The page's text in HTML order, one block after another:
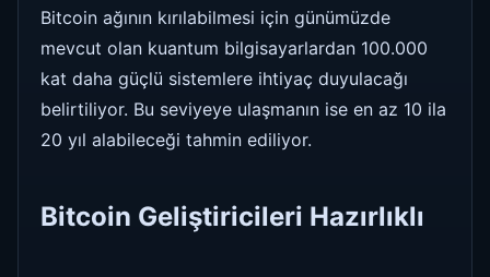
Bitcoin ağının kırılabilmesi için günümüzde
mevcut olan kuantum bilgisayarlardan 100.000
kat daha güçlü sistemlere ihtiyaç duyulacağı
belirtiliyor. Bu seviyeye ulaşmanın ise en az 10 ila
20 yıl alabileceği tahmin ediliyor.
Bitcoin Geliştiricileri Hazırlıklı